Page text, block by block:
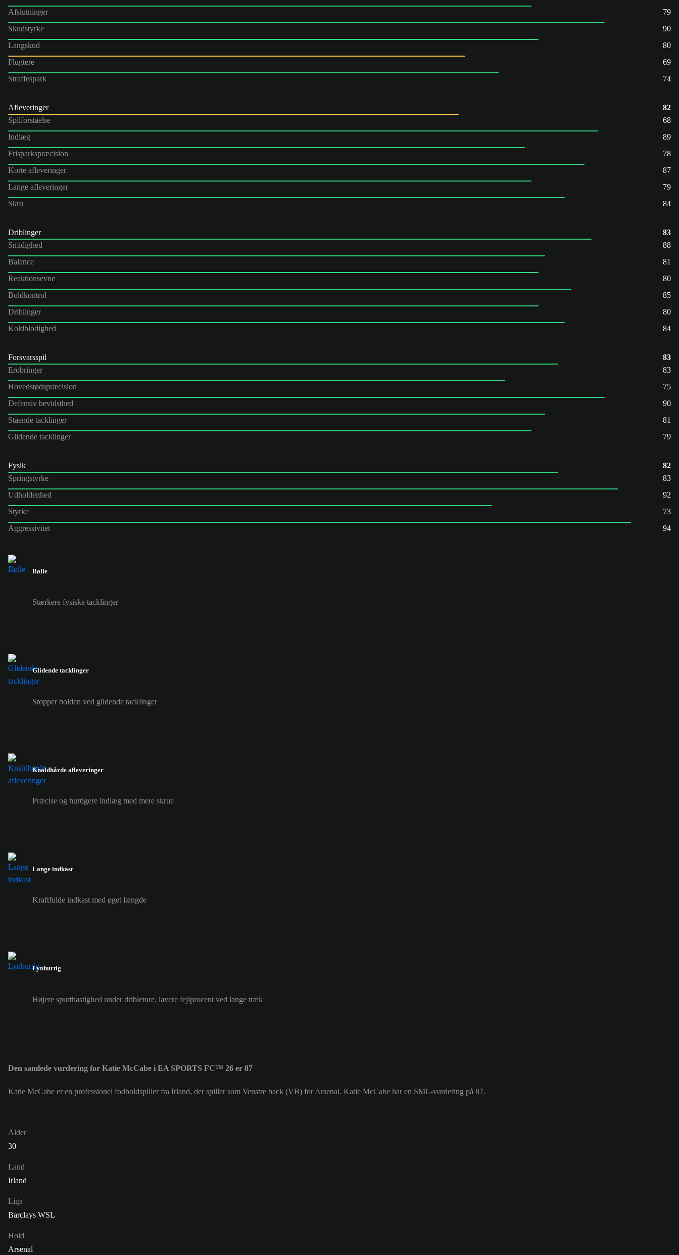
Afslutninger
79
Skudstyrke
90
Langskud
80
Flugtere
69
Straffespark
74
Afleveringer
82
Spilforståelse
68
Indlæg
89
Frisparkspræcision
78
Korte afleveringer
87
Lange afleveringer
79
Skru
84
Driblinger
83
Smidighed
88
Balance
81
Reaktionsevne
80
Boldkontrol
85
Driblinger
80
Koldblodighed
84
Forsvarsspil
83
Erobringer
83
Hovedstødspræcision
75
Defensiv bevidsthed
90
Stående tacklinger
81
Glidende tacklinger
79
Fysik
82
Springstyrke
83
Udholdenhed
92
Styrke
73
Aggressivitet
94
Bølle
Stærkere fysiske tacklinger
Glidende tacklinger
Stopper bolden ved glidende tacklinger
Knaldhårde afleveringer
Præcise og hurtigere indlæg med mere skrue
Lange indkast
Kraftfulde indkast med øget længde
Lynhurtig
Højere spurthastighed under dribleture, lavere fejlprocent ved lange træk
Den samlede vurdering for Katie McCabe i EA SPORTS FC™ 26 er 87
Katie McCabe er en professionel fodboldspiller fra Irland, der spiller som Venstre back (VB) for Arsenal. Katie McCabe har en SML-vurdering på 87.
Alder
30
Land
Irland
Liga
Barclays WSL
Hold
Arsenal